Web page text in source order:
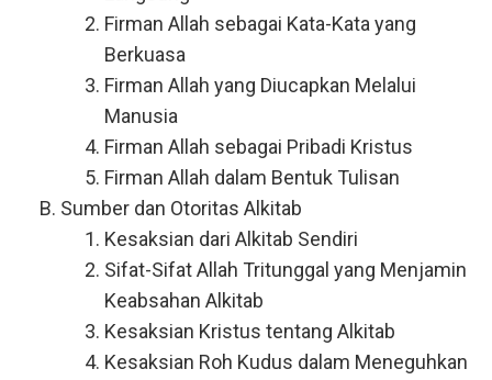
Firman Allah sebagai Kata-Kata yang
Berkuasa
Firman Allah yang Diucapkan Melalui
Manusia
Firman Allah sebagai Pribadi Kristus
Firman Allah dalam Bentuk Tulisan
Sumber dan Otoritas Alkitab
Kesaksian dari Alkitab Sendiri
Sifat-Sifat Allah Tritunggal yang Menjamin
Keabsahan Alkitab
Kesaksian Kristus tentang Alkitab
Kesaksian Roh Kudus dalam Meneguhkan